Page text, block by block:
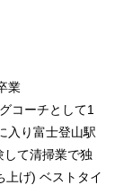
業
コーチとして1
入り富士登山駅
て清掃業で独
上げ) ベストタイ